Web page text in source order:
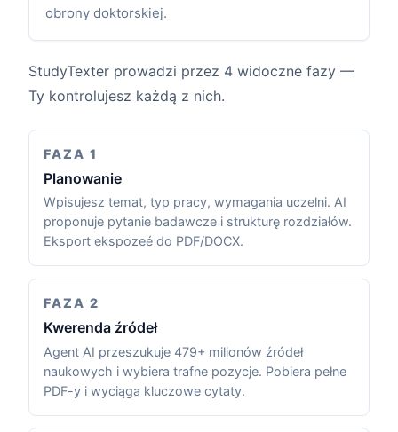
obrony doktorskiej.
StudyTexter prowadzi przez 4 widoczne fazy —
Ty kontrolujesz każdą z nich.
FAZA 1
Planowanie
Wpisujesz temat, typ pracy, wymagania uczelni. AI
proponuje pytanie badawcze i strukturę rozdziałów.
Eksport ekspozeé do PDF/DOCX.
FAZA 2
Kwerenda źródeł
Agent AI przeszukuje 479+ milionów źródeł
naukowych i wybiera trafne pozycje. Pobiera pełne
PDF-y i wyciąga kluczowe cytaty.